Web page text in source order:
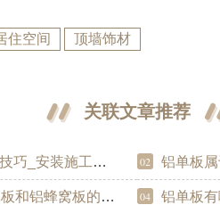
住空间 顶墙饰材
关联文章推荐
_安装施工知识 02 铝单板
铝蜂窝板的区别 04 铝单板